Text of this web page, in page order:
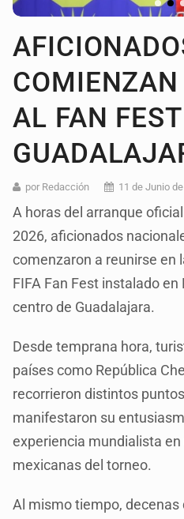
AL FAN
por Redacción 11 de Junio
A horas del arranque
2026, aficionados
comenzaron a reunirse en
FIFA Fan Fest instalado en
centro de Guadalajara.
Desde temprana hora,
países como República
recorrieron distintos
manifestaron su
experiencia mundialista
mexicanas del torneo.
Al mismo tiempo, decenas